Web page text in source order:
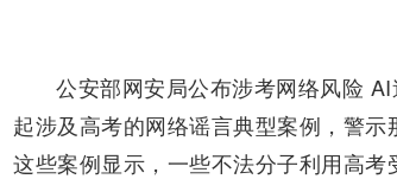
公安部网安局公布涉考网络风险
起涉及高考的网络谣言典型案例，警示
这些案例显示，一些不法分子利用高